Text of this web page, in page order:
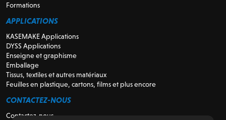
Formations
APPLICATIONS
KASEMAKE Applications
DYSS Applications
Enseigne et graphisme
Emballage
Tissus, textiles et autres matériaux
Feuilles en plastique, cartons, films et plus encore
CONTACTEZ-NOUS
Contactez-nous